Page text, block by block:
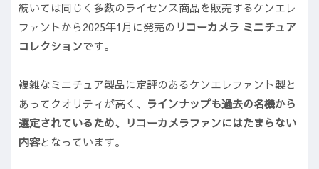
続いては同じく多数のライセンス商品を販売するケンエレ
ファントから2025年1月に発売のリコーカメラ ミニチュア
コレクションです。
複雑なミニチュア製品に定評のあるケンエレファント製と
あってクオリティが高く、 ラインナップも過去の名機から
選定されているため、リコーカメラファンにはたまらない
内容となっています。